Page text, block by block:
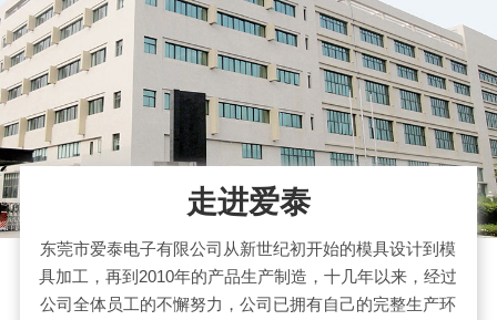
走进爱泰
东莞市爱泰电子有限公司从新世纪初开始的模具设计到模
具加工，再到2010年的产品生产制造，十几年以来，经过
公司全体员工的不懈努力，公司已拥有自己的完整生产环